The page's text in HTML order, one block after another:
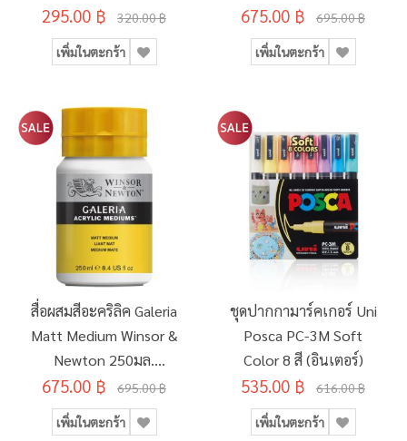
295.00 ฿ 320.00 ฿
เพิ่มในตะกร้า
#3040820
675.00 ฿ 695.00 ฿
เพิ่มในตะกร้า
สื่อผสมสีอะคริลิค Galeria
Matt Medium Winsor &
Newton 250มล.
#3040821
675.00 ฿ 695.00 ฿
เพิ่มในตะกร้า
ชุดปากกามาร์คเกอร์ Uni
Posca PC-3M Soft
Color 8 สี (อินเตอร์)
535.00 ฿ 616.00 ฿
เพิ่มในตะกร้า